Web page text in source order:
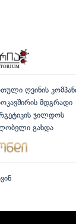
ღვინის
მდგრადი
ჯილდოს
გახდა